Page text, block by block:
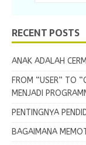
RECENT POSTS
ANAK ADALAH
FROM “USER” TO
MENJADI
PENTINGNYA
BAGAIMANA